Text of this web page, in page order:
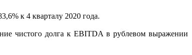
к 4 кварталу 2020 года.
чистого долга к EBITDA в рублевом выражении